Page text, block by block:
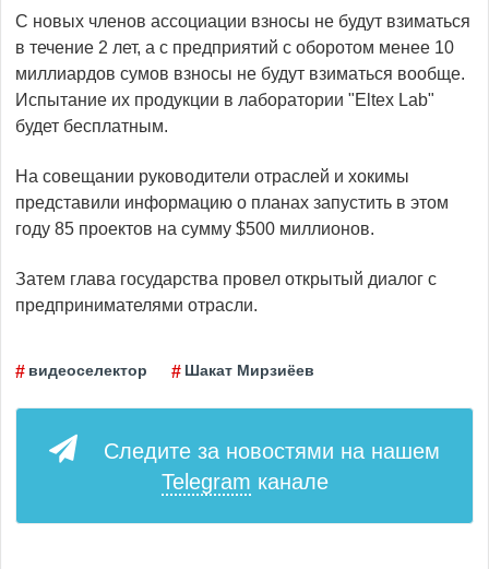
С новых членов ассоциации взносы не будут взиматься
в течение 2 лет, а с предприятий с оборотом менее 10
миллиардов сумов взносы не будут взиматься вообще.
Испытание их продукции в лаборатории "Eltex Lab"
будет бесплатным.
На совещании руководители отраслей и хокимы
представили информацию о планах запустить в этом
году 85 проектов на сумму $500 миллионов.
Затем глава государства провел открытый диалог с
предпринимателями отрасли.
видеоселектор Шакат Мирзиёев
Следите за новостями на нашем
Telegram канале